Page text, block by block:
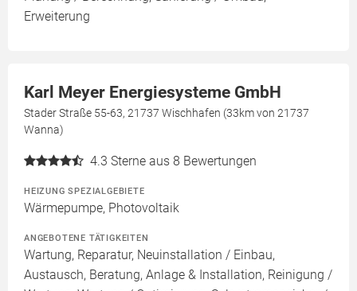
Erweiterung
Karl Meyer Energiesysteme GmbH
Stader Straße 55-63, 21737 Wischhafen (33km von 21737
Wanna)
4.3 Sterne aus 8 Bewertungen
HEIZUNG SPEZIALGEBIETE
Wärmepumpe, Photovoltaik
ANGEBOTENE TÄTIGKEITEN
Wartung, Reparatur, Neuinstallation / Einbau,
Austausch, Beratung, Anlage & Installation, Reinigung /